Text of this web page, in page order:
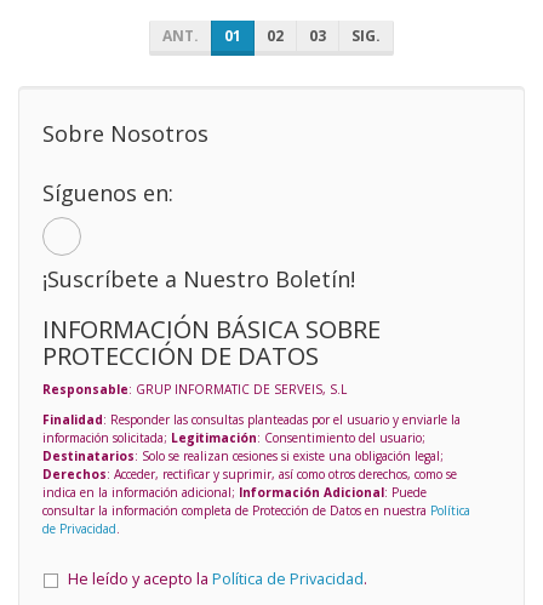
ANT. 01 02 03 SIG.
Sobre Nosotros
Síguenos en:
¡Suscríbete a Nuestro Boletín!
INFORMACIÓN BÁSICA SOBRE
PROTECCIÓN DE DATOS
Responsable: GRUP INFORMATIC DE SERVEIS, S.L
Finalidad: Responder las consultas planteadas por el usuario y enviarle la
información solicitada; Legitimación: Consentimiento del usuario;
Destinatarios: Solo se realizan cesiones si existe una obligación legal;
Derechos: Acceder, rectificar y suprimir, así como otros derechos, como se
indica en la información adicional; Información Adicional: Puede
consultar la información completa de Protección de Datos en nuestra Política
de Privacidad.
He leído y acepto la Política de Privacidad.